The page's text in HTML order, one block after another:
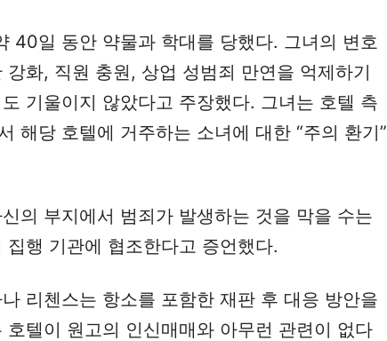
40일 동안 약물과 학대를 당했다. 그녀의 변호
화, 직원 충원, 상업 성범죄 만연을 억제하기
기울이지 않았다고 주장했다. 그녀는 호텔 측
해당 호텔에 거주하는 소녀에 대한 “주의 환기”
의 부지에서 범죄가 발생하는 것을 막을 수는
행 기관에 협조한다고 증언했다.
리첸스는 항소를 포함한 재판 후 대응 방안을
텔이 원고의 인신매매와 아무런 관련이 없다